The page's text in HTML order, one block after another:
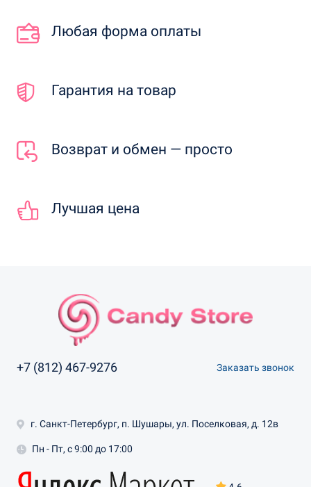
Любая форма оплаты
Гарантия на товар
Возврат и обмен — просто
Лучшая цена
+7 (812) 467-9276 Заказать звонок
г. Санкт-Петербург, п. Шушары, ул. Поселковая, д. 12в
Пн - Пт, с 9:00 до 17:00